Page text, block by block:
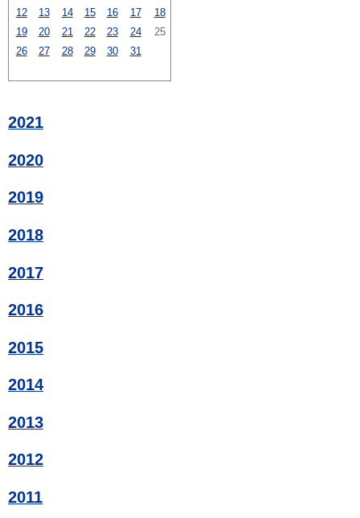
12 13 14 15 16 17
18
19
20 21 22 23 24
25
26
27 28 29 30 31
2021
2020
2019
2018
2017
2016
2015
2014
2013
2012
2011